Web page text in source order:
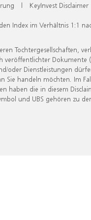
| KeyInvest Disclaimer
Index im Verhältnis 1:1
Tochtergesellschaften,
veröffentlichter Dokumente
oder Dienstleistungen
handeln möchten. Im
haben die in diesem
und UBS gehören zu